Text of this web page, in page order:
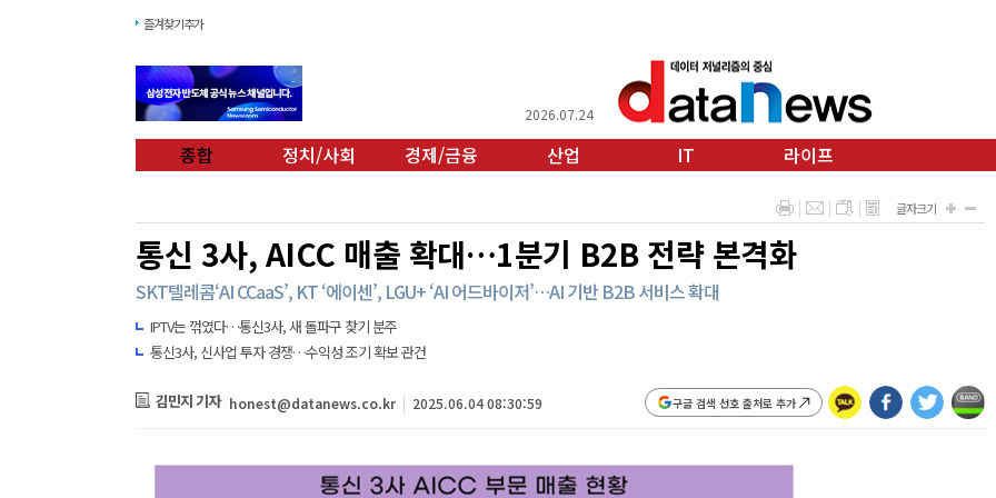
즐겨찾기추가
2026.07.24
종합 정치/사회 경제/금융 산업 IT 라이프
통신 3사, AICC 매출 확대…1분기 B2B 전략 본격화
SKT텔레콤‘AI CCaaS’, KT ‘에이센’, LGU+ ‘AI 어드바이저’…AI 기반 B2B 서비스 확대
IPTV는 꺾였다…통신3사, 새 돌파구 찾기 분주
통신3사, 신사업 투자 경쟁…수익성 조기 확보 관건
구글 검색 선호 출처로 추가
김민지 기자 honest@datanews.co.kr | 2025.06.04 08:30:59
글자크기